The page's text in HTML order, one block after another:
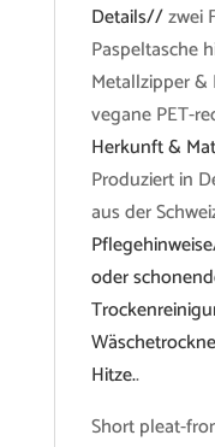
Details//zwei
Paspeltasche
Metallzipper
vegane PET-
Herkunft &
Produziert in
aus der
oder
Hitze..
Short pleat-